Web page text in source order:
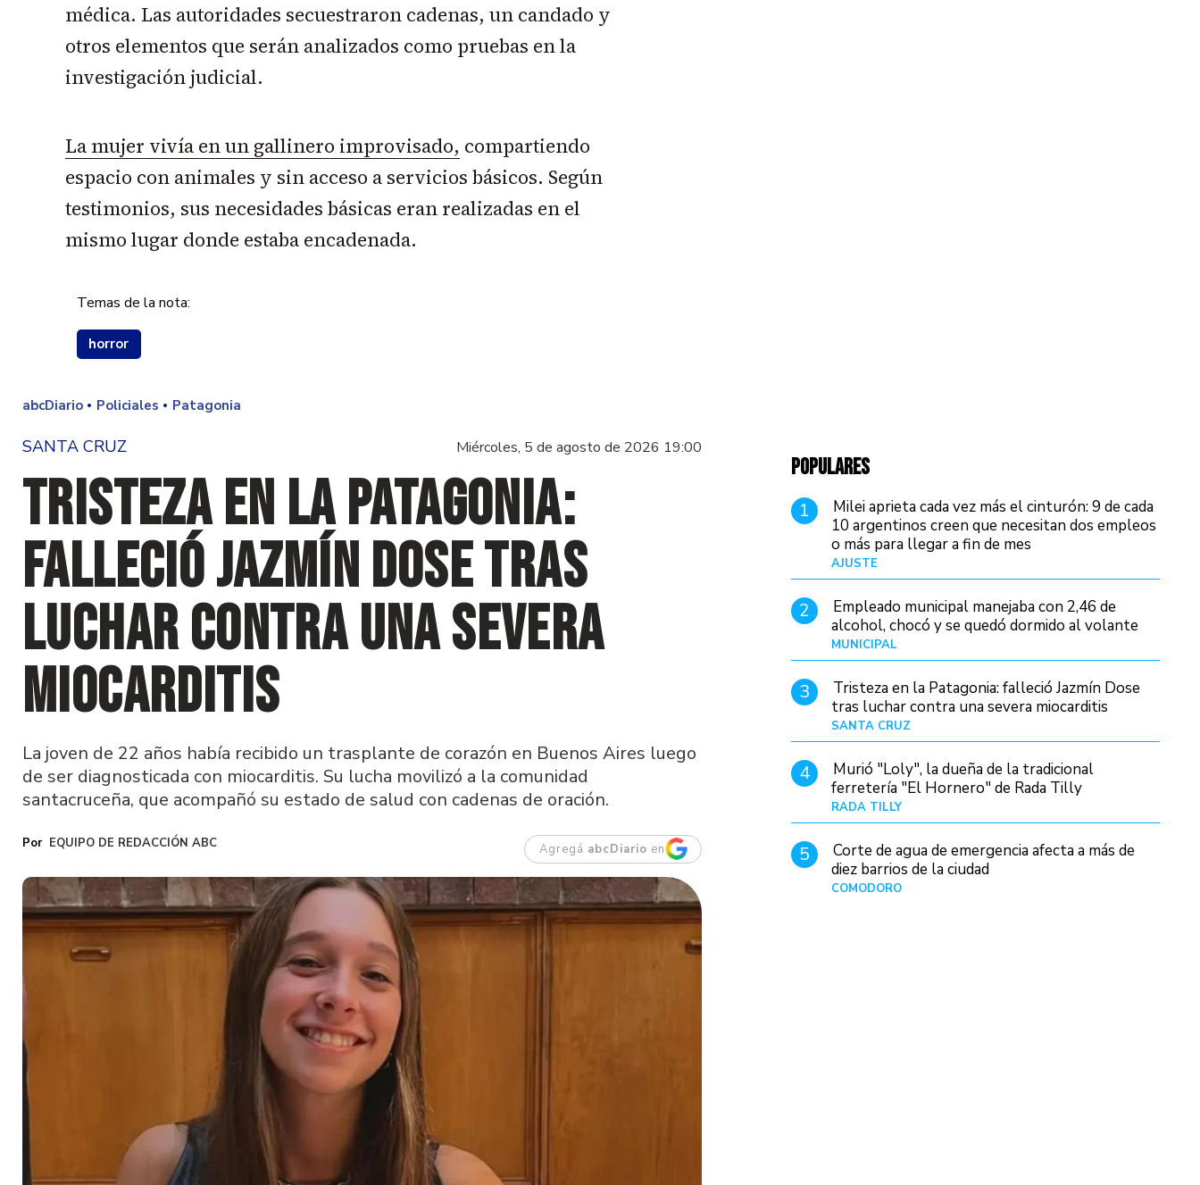
médica. Las autoridades secuestraron cadenas, un candado y
otros elementos que serán analizados como pruebas en la
investigación judicial.
La mujer vivía en un gallinero improvisado, compartiendo
espacio con animales y sin acceso a servicios básicos. Según
testimonios, sus necesidades básicas eran realizadas en el
mismo lugar donde estaba encadenada.
Temas de la nota:
horror
abcDiario Policiales Patagonia
SANTA CRUZ Miércoles, 5 de agosto de 2026 19:00
Tristeza en la Patagonia:
falleció Jazmín Dose tras
luchar contra una severa
miocarditis
La joven de 22 años había recibido un trasplante de corazón en Buenos Aires luego
de ser diagnosticada con miocarditis. Su lucha movilizó a la comunidad
santacruceña, que acompañó su estado de salud con cadenas de oración.
EQUIPO DE REDACCIÓN ABC Agregá abcDiario en
POPULARES
1
Milei aprieta cada vez más el cinturón: 9 de cada
10 argentinos creen que necesitan dos empleos
o más para llegar a fin de mes
AJUSTE
2
Empleado municipal manejaba con 2,46 de
alcohol, chocó y se quedó dormido al volante
MUNICIPAL
3
Tristeza en la Patagonia: falleció Jazmín Dose
tras luchar contra una severa miocarditis
SANTA CRUZ
4
Murió "Loly", la dueña de la tradicional
ferretería "El Hornero" de Rada Tilly
RADA TILLY
5
Corte de agua de emergencia afecta a más de
diez barrios de la ciudad
COMODORO